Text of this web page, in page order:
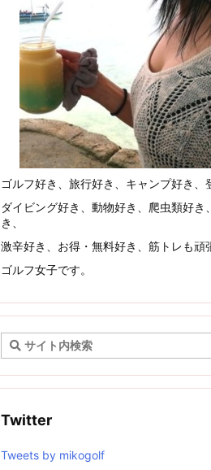
ゴルフ好き、旅行好き、キャンプ好き、
ダイビング好き、動物好き、爬虫類好き
き、
激辛好き、お得・無料好き、筋トレも頑
ゴルフ女子です。
Twitter
Tweets by mikogolf